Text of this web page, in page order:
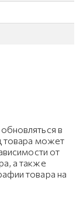
в
товара может
от
а также
товара на